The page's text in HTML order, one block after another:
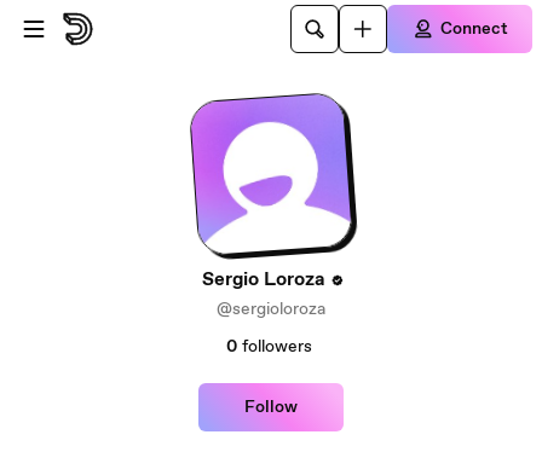
Skip to main content
Connect
Sergio Loroza
@sergioloroza
0 followers
Follow